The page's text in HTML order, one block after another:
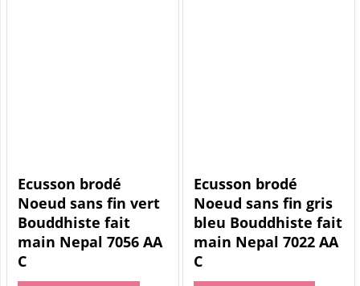
Ecusson brodé
Noeud sans fin vert
Bouddhiste fait
main Nepal 7056 AA
C
Ecusson brodé
Noeud sans fin gris
bleu Bouddhiste fait
main Nepal 7022 AA
C